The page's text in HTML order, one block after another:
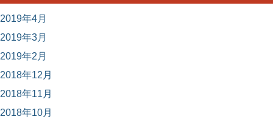
2019年4月
2019年3月
2019年2月
2018年12月
2018年11月
2018年10月